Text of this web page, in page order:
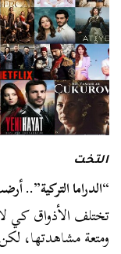
التخت
“الدراما التركية”..
تختلف الأذواق كي لا
ومتعة مشاهدتها،